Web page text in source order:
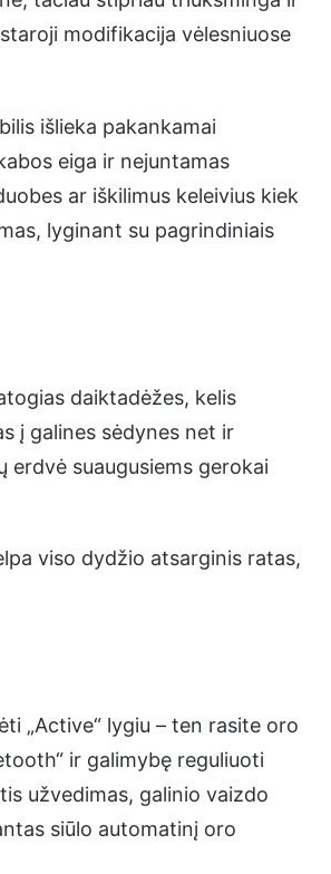
modifikacija vėlesniuose
išlieka pakankamai
eiga ir nejuntamas
ar iškilimus keleivius kiek
lyginant su pagrindiniais
daiktadėžes, kelis
į galines sėdynes net ir
erdvė suaugusiems gerokai
viso dydžio atsarginis ratas,
„Active“ lygiu – ten rasite oro
ir galimybę reguliuoti
užvedimas, galinio vaizdo
siūlo automatinį oro